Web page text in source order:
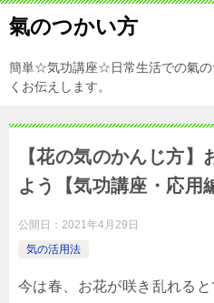
氣のつかい方
簡単☆気功講座☆日常生活での氣の
くお伝えします。
【花の気のかんじ方
よう【気功講座・応用
公開日： 2021年4月29日
気の活用法
今は春、お花が咲き乱れる